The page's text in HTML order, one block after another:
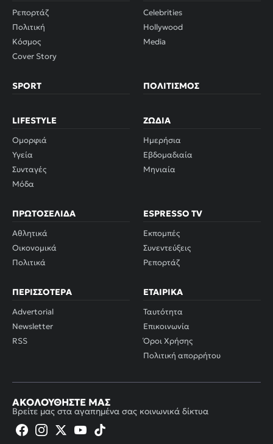
Ρεπορτάζ
Πολιτική
Κόσμος
Cover Story
Celebrities
Hollywood
Media
SPORT ΠΟΛΙΤΙΣΜΌΣ
LIFESTYLE
Ομορφιά
Υγεία
Συνταγές
Μόδα
ΖΏΔΙΑ
Ημερήσια
Εβδομαδιαία
Μηνιαία
ΠΡΩΤΟΣΈΛΙΔΑ
Αθλητικά
Οικονομικά
Πολιτικά
ESPRESSO TV
Εκπομπές
Συνεντεύξεις
Ρεπορτάζ
ΠΕΡΙΣΣΌΤΕΡΑ
Advertorial
Newsletter
RSS
ΕΤΑΙΡΙΚΆ
Ταυτότητα
Επικοινωνία
Όροι Χρήσης
Πολιτική απορρήτου
ΑΚΟΛΟΥΘΉΣΤΕ ΜΑΣ
Βρείτε μας στα αγαπημένα σας κοινωνικά δίκτυα